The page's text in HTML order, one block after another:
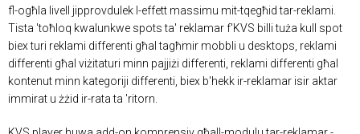
fl-ogħla livell jipprovdulek l-effett massimu mit-tqegħid tar-reklami.
Tista 'toħloq kwalunkwe spots ta' reklamar f'KVS billi tuża kull spot
biex turi reklami differenti għal tagħmir mobbli u desktops, reklami
differenti għal viżitaturi minn pajjiżi differenti, reklami differenti għal
kontenut minn kategoriji differenti, biex b'hekk ir-reklamar isir aktar
immirat u żżid ir-rata ta 'ritorn.